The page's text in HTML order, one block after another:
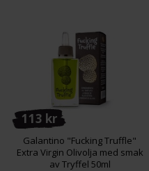
113 kr
Galantino "Fucking Truffle"
Extra Virgin Olivolja med smak
av Tryffel 50ml